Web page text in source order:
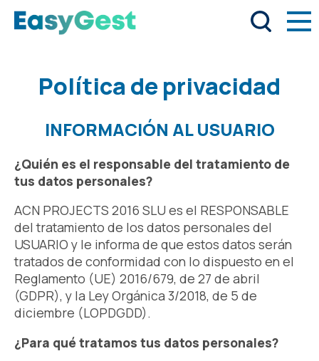
Política de privacidad
INFORMACIÓN AL USUARIO
¿Quién es el responsable del tratamiento de
tus datos personales?
ACN PROJECTS 2016 SLU es el RESPONSABLE
del tratamiento de los datos personales del
USUARIO y le informa de que estos datos serán
tratados de conformidad con lo dispuesto en el
Reglamento (UE) 2016/679, de 27 de abril
(GDPR), y la Ley Orgánica 3/2018, de 5 de
diciembre (LOPDGDD).
¿Para qué tratamos tus datos personales?